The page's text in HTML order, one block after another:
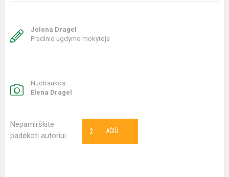
Jelena Dragel
Pradinio ugdymo mokytoja
Nuotraukos:
Elena Dragel
Nepamirškite
padėkoti autoriui
AČIŪ
2